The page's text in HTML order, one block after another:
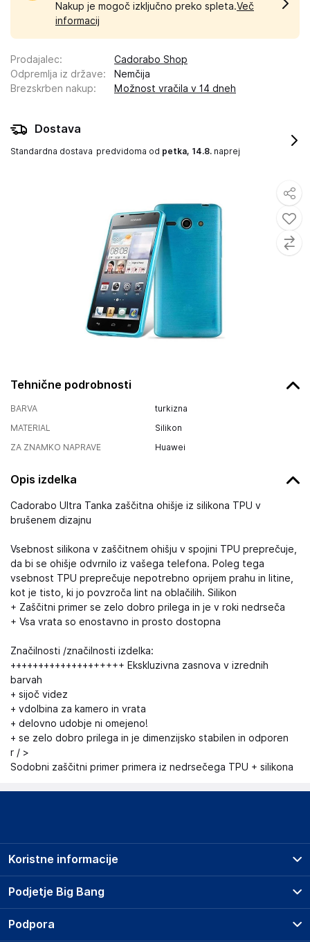
Tehnične podrobnosti
BARVA
turkizna
MATERIAL
Silikon
ZA ZNAMKO NAPRAVE
Huawei
Opis izdelka
Cadorabo Ultra Tanka zaščitna ohišje iz silikona TPU v
brušenem dizajnu
Vsebnost silikona v zaščitnem ohišju v spojini TPU preprečuje,
da bi se ohišje odvrnilo iz vašega telefona. Poleg tega
vsebnost TPU preprečuje nepotrebno oprijem prahu in litine,
kot je tisto, ki jo povzroča lint na oblačilih. Silikon
+ Zaščitni primer se zelo dobro prilega in je v roki nedrseča
+ Vsa vrata so enostavno in prosto dostopna
Značilnosti /značilnosti izdelka:
++++++++++++++++++++ Ekskluzivna zasnova v izrednih
barvah
+ sijoč videz
+ vdolbina za kamero in vrata
+ delovno udobje ni omejeno!
+ se zelo dobro prilega in je dimenzijsko stabilen in odporen
r / >
Sodobni zaščitni primer primera iz nedrsečega TPU + silikona
Nakup je mogoč izključno preko spleta.Več
informacij
Prodajalec:
Cadorabo Shop
Odpremlja iz države:
Nemčija
Brezskrben nakup: Možnost vračila v 14 dneh
Dostava
Standardna dostava predvidoma od petka, 14.8. naprej
Podjetje Big Bang
O podjetju
Koristne informacije
Prodajna mesta
Storitve
Podpora